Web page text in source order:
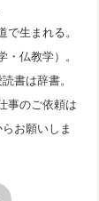
で生まれる。
仏教学）。
書は辞書。
事のご依頼は
お願いしま